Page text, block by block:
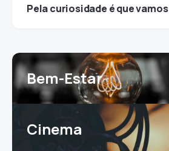
Pela curiosidade é que vamos
Bem-Estar
Cinema